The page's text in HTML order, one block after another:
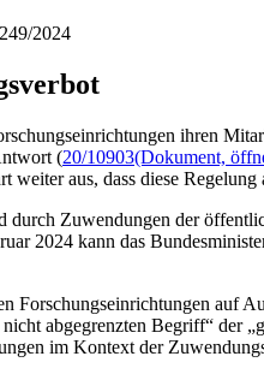
2024
ihren
(20/10903(Dokument,
aus, dass diese
Zuwendungen der
2024 kann das
auf
abgegrenzten Begriff“ der
im Kontext der